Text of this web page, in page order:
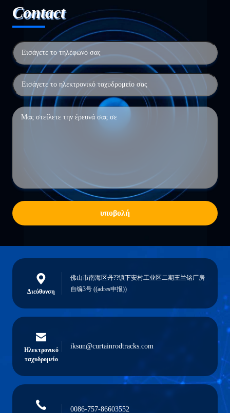
Contact
υποβολή
Διεύθυνση
佛山市南海区丹??镇下安村工业区二期王兰铭厂房
自编3号 ((adres申报))
Ηλεκτρονικό
ταχυδρομείο
iksun@curtainrodtracks.com
0086-757-86603552